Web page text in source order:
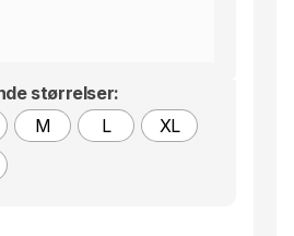
størrelser:
M L
XL